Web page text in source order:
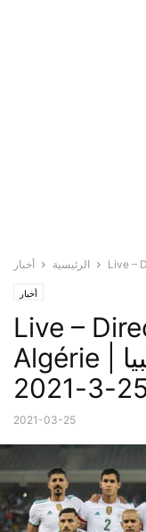
الرئيسية أخبار
أخبار
Live –
Algérie | بث مباشر مباراة زامبيا
2021-03-25